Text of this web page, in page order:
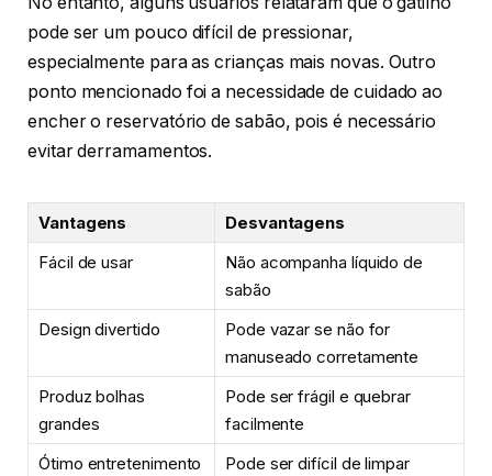
pode ser um pouco difícil de pressionar,
especialmente para as crianças mais novas. Outro
ponto mencionado foi a necessidade de cuidado ao
encher o reservatório de sabão, pois é necessário
evitar derramamentos.
Vantagens
Desvantagens
Fácil de usar
Não acompanha líquido de
sabão
Design divertido
Pode vazar se não for
manuseado corretamente
Produz bolhas
grandes
Pode ser frágil e quebrar
facilmente
Ótimo entretenimento
Pode ser difícil de limpar